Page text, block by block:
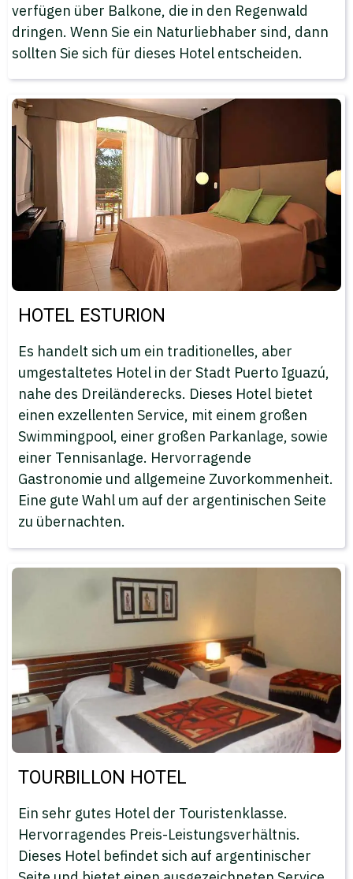
verfügen über Balkone, die in den Regenwald
dringen. Wenn Sie ein Naturliebhaber sind, dann
sollten Sie sich für dieses Hotel entscheiden.
HOTEL ESTURION
Es handelt sich um ein traditionelles, aber
umgestaltetes Hotel in der Stadt Puerto Iguazú,
nahe des Dreiländerecks. Dieses Hotel bietet
einen exzellenten Service, mit einem großen
Swimmingpool, einer großen Parkanlage, sowie
einer Tennisanlage. Hervorragende
Gastronomie und allgemeine Zuvorkommenheit.
Eine gute Wahl um auf der argentinischen Seite
zu übernachten.
TOURBILLON HOTEL
Ein sehr gutes Hotel der Touristenklasse.
Hervorragendes Preis-Leistungsverhältnis.
Dieses Hotel befindet sich auf argentinischer